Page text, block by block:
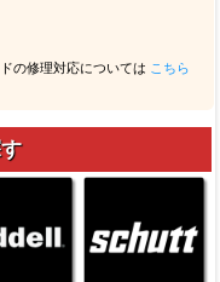
の修理対応については こちら